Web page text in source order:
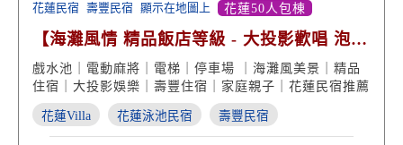
花蓮民宿 壽豐民宿 顯示在地圖上 花蓮50人包棟
【海灘風情 精品飯店等級 - 大投影歡唱 泡浴
缸 絕美景致】
戲水池｜電動麻將｜電梯｜停車場 ｜海灘風美景｜精品
住宿｜大投影娛樂｜壽豐住宿｜家庭親子｜花蓮民宿推薦
花蓮Villa 花蓮泳池民宿 壽豐民宿